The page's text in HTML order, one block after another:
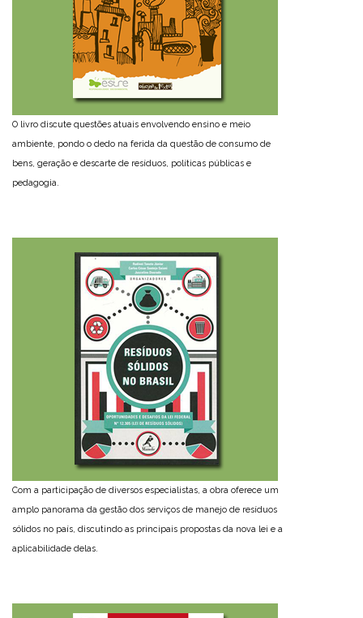
O livro discute questões atuais envolvendo ensino e meio
ambiente, pondo o dedo na ferida da questão de consumo de
bens, geração e descarte de resíduos, políticas públicas e
pedagogia.
Com a participação de diversos especialistas, a obra oferece um
amplo panorama da gestão dos serviços de manejo de resíduos
sólidos no país, discutindo as principais propostas da nova lei e a
aplicabilidade delas.